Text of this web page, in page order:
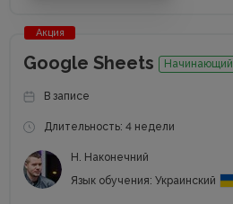
Акция
Google Sheets Начинающий
В записе
Длительность: 4 недели
Н. Наконечний
Язык обучения: Украинский